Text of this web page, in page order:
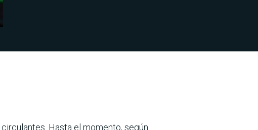
Hasta el momento, según